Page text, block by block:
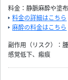
料金：静脈麻酔や塗
料金の詳細はこちら
麻酔の料金はこちら
副作用（リスク）：
感覚低下、瘢痕